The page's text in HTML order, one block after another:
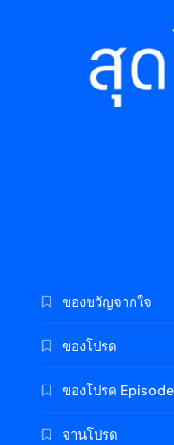
ของขวัญจากใจ
ของโปรด
ของโปรด
จานโปรด